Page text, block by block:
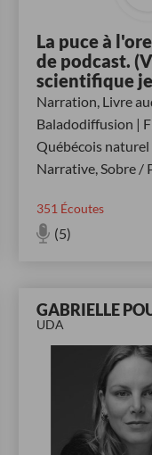
La puce à
de podcast.
scientifique
Narration, Livre
Baladodiffusion |
Québécois
Narrative, Sobre /
351 Écoutes
(5)
GABRIELLE
UDA